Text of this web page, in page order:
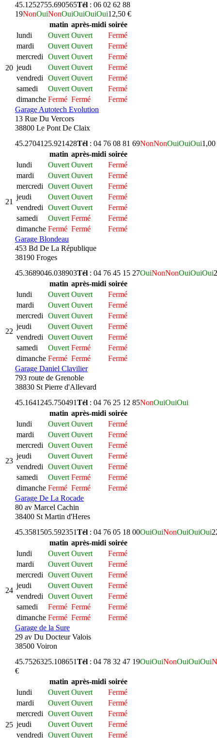
20
45.1252755.690565Tél : 06 02 62 88
19NonOuiNonOuiOuiOuiOui12,50 €
matin après-midi soirée
lundi
Ouvert Ouvert
Fermé
mardi
Ouvert Ouvert
Fermé
mercredi
Ouvert Ouvert
Fermé
jeudi
Ouvert Ouvert
Fermé
vendredi
Ouvert Ouvert
Fermé
samedi
Ouvert Ouvert
Fermé
dimanche Fermé Fermé Fermé
Garage Autotech Evolution
13 Rue Du Vercors
38800 Le Pont De Claix
21
45.2704125.921428Tél : 04 76 08 81 69NonNonOuiOuiOui
matin après-midi soirée
lundi
Ouvert Ouvert
Fermé
mardi
Ouvert Ouvert
Fermé
mercredi
Ouvert Ouvert
Fermé
jeudi
Ouvert Ouvert
Fermé
vendredi
Ouvert Ouvert
Fermé
samedi
Ouvert Fermé
Fermé
dimanche Fermé Fermé Fermé
Garage Blondeau
453 Bd De La République
38190 Froges
22
45.3689046.038903Tél : 04 76 45 15 27OuiNonNonOuiOuiOui
matin après-midi soirée
lundi
Ouvert Ouvert
Fermé
mardi
Ouvert Ouvert
Fermé
mercredi
Ouvert Ouvert
Fermé
jeudi
Ouvert Ouvert
Fermé
vendredi
Ouvert Ouvert
Fermé
samedi
Ouvert Fermé
Fermé
dimanche Fermé Fermé Fermé
Garage Daniel Clavilier
793 route de Grenoble
38830 St Pierre d'Allevard
23
45.1641245.750491Tél : 04 76 25 12 85NonOuiOuiOui
matin après-midi soirée
lundi
Ouvert Ouvert
Fermé
mardi
Ouvert Ouvert
Fermé
mercredi
Ouvert Ouvert
Fermé
jeudi
Ouvert Ouvert
Fermé
vendredi
Ouvert Ouvert
Fermé
samedi
Ouvert Fermé
Fermé
dimanche Fermé Fermé Fermé
Garage De La Rocade
80 av Marcel Cachin
38400 St Martin d'Heres
24
45.3581505.592351Tél : 04 76 05 18 00OuiOuiNonOuiOuiOui
matin après-midi soirée
lundi
Ouvert Ouvert
Fermé
mardi
Ouvert Ouvert
Fermé
mercredi
Ouvert Ouvert
Fermé
jeudi
Ouvert Ouvert
Fermé
vendredi
Ouvert Ouvert
Fermé
samedi
Fermé Fermé
Fermé
dimanche Fermé Fermé Fermé
Garage de la Sure
29 av Du Docteur Valois
38500 Voiron
25
45.7526325.108651Tél : 04 78 32 47 19OuiOuiNonOuiOuiOui
€
matin après-midi soirée
lundi
Ouvert Ouvert
Fermé
mardi
Ouvert Ouvert
Fermé
mercredi
Ouvert Ouvert
Fermé
jeudi
Ouvert Ouvert
Fermé
vendredi
Ouvert Ouvert Fermé